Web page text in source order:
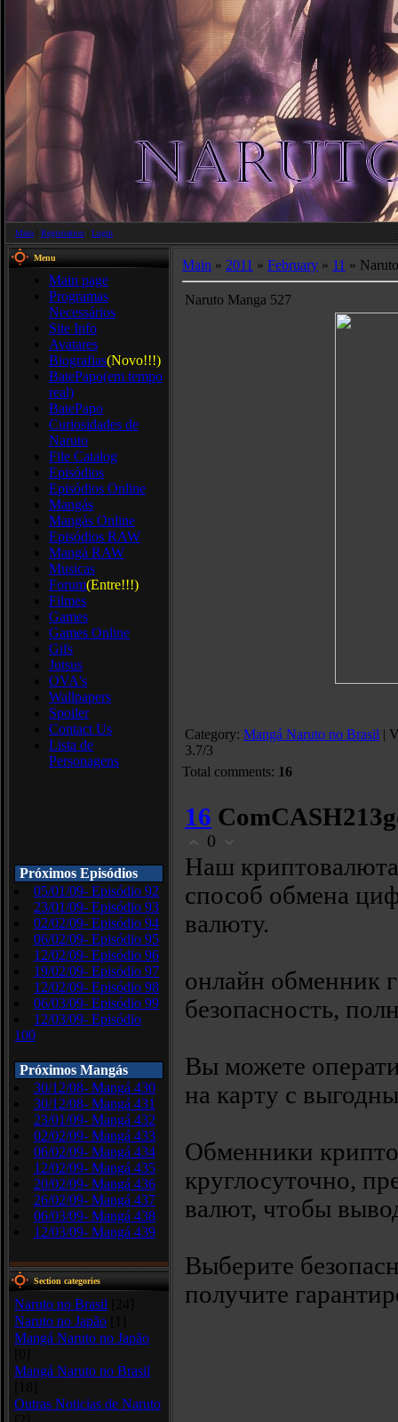
Main |Registration| Login
Menu
Main page
Programas
Necessários
Site Info
Avatares
Biografias(Novo!!!)
BatePapo(em tempo
real)
BatePapo
Curiosidades de
Naruto
File Catalog
Episódios
Episódios Online
Mangás
Mangás Online
Episódios RAW
Mangá RAW
Musicas
Forum(Entre!!!)
Filmes
Games
Games Online
Gifs
Jutsus
OVA's
Wallpapers
Spoiler
Contact Us
Lista de
Personagens
Próximos Episódios
05/01/09- Episódio 92
23/01/09- Episódio 93
02/02/09- Episódio 94
06/02/09- Episódio 95
12/02/09- Episódio 96
19/02/09- Episódio 97
12/02/09- Episódio 98
06/03/09- Episódio 99
12/03/09- Episódio
100
Próximos Mangás
30/12/08- Mangá 430
30/12/08- Mangá 431
23/01/09- Mangá 432
02/02/09- Mangá 433
06/02/09- Mangá 434
12/02/09- Mangá 435
20/02/09- Mangá 436
26/02/09- Mangá 437
06/03/09- Mangá 438
12/03/09- Mangá 439
Section categories
Naruto no Brasil
Naruto no Japão
Mangá Naruto no Japão
Mangá Naruto no Brasil
Outras Noticias de Naruto
Main » 2011 » February » 11 »
Naruto Manga 527
Category: Mangá Naruto no Brasil |
3.7/3
Total comments: 16
16
0
Наш
способ обмена
валюту.
онлайн обменник
безопасность,
Вы можете
на карту с
Обменники
круглосуточно,
валют, чтобы
Выберите
получите